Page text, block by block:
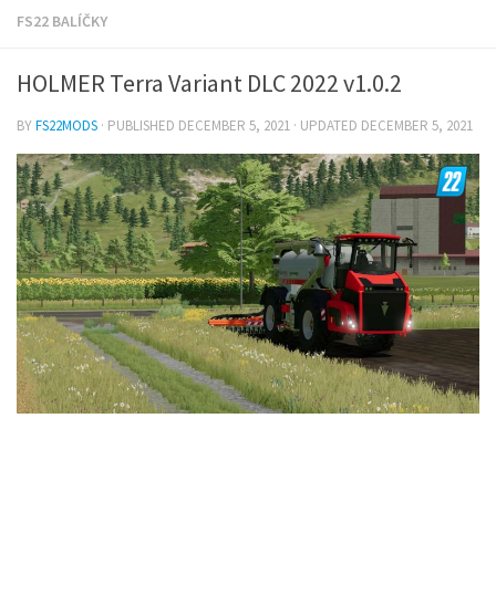
FS22 BALÍČKY
HOLMER Terra Variant DLC 2022 v1.0.2
BYFS22MODS · PUBLISHED DECEMBER 5, 2021 · UPDATED DECEMBER 5, 2021